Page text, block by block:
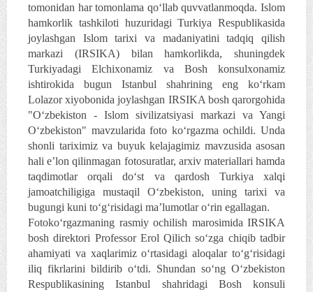
tomonidan har tomonlama qo‘llab quvvatlanmoqda. Islom
hamkorlik tashkiloti huzuridagi Turkiya Respublikasida
joylashgan Islom tarixi va madaniyatini tadqiq qilish
markazi (IRSIKA) bilan hamkorlikda, shuningdek
Turkiyadagi Elchixonamiz va Bosh konsulxonamiz
ishtirokida bugun Istanbul shahrining eng ko‘rkam
Lolazor xiyobonida joylashgan IRSIKA bosh qarorgohida
"O‘zbekiston - Islom sivilizatsiyasi markazi va Yangi
O‘zbekiston" mavzularida foto ko‘rgazma ochildi. Unda
shonli tariximiz va buyuk kelajagimiz mavzusida asosan
hali e’lon qilinmagan fotosuratlar, arxiv materiallari hamda
taqdimotlar orqali do‘st va qardosh Turkiya xalqi
jamoatchiligiga mustaqil O‘zbekiston, uning tarixi va
bugungi kuni to‘g‘risidagi ma’lumotlar o‘rin egallagan.
Fotoko‘rgazmaning rasmiy ochilish marosimida IRSIKA
bosh direktori Professor Erol Qilich so‘zga chiqib tadbir
ahamiyati va xaqlarimiz o‘rtasidagi aloqalar to‘g‘risidagi
iliq fikrlarini bildirib o‘tdi. Shundan so‘ng O‘zbekiston
Respublikasining Istanbul shahridagi Bosh konsuli